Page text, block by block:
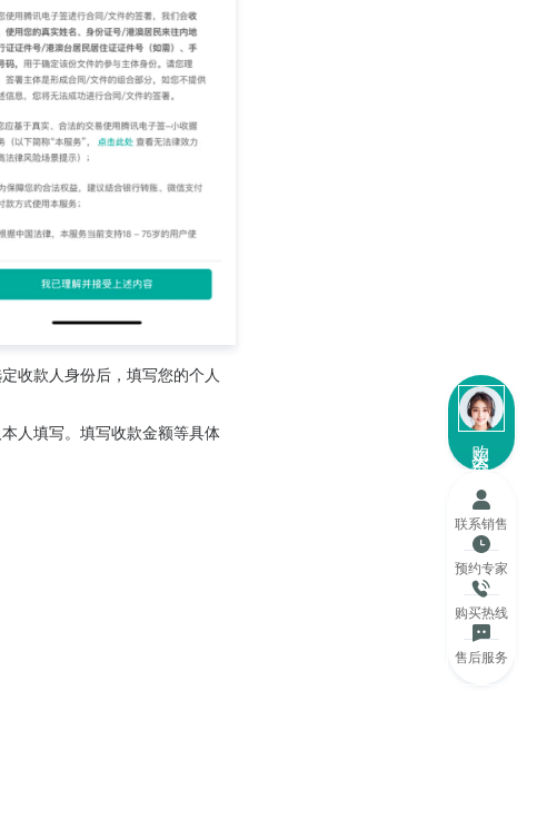
收款人身份后，填写您的个人
人填写。填写收款金额等具体
购买咨询
联系销售
预约专家
购买热线
售后服务